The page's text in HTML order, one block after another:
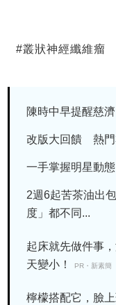
#叢狀神經纖維瘤
陳時中早提醒慈
改版大回饋 熱門
一手掌握明星動
2週6起苦茶油出
度」都不同...
起床就先做件事
天變小！
PR・新素簡
檸檬搭配它，臉